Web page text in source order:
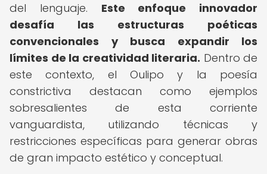
del lenguaje. Este enfoque innovador
desafía las estructuras poéticas
convencionales y busca expandir los
límites de la creatividad literaria. Dentro de
este contexto, el Oulipo y la poesía
constrictiva destacan como ejemplos
sobresalientes de esta corriente
vanguardista, utilizando técnicas y
restricciones específicas para generar obras
de gran impacto estético y conceptual.